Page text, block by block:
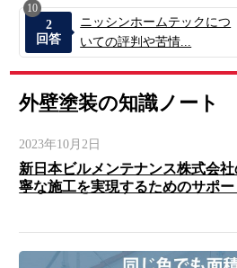
10
2
回答
ニッシンホームテックにつ
いての評判や苦情...
外壁塗装の知識ノート
2023年10月2日
新日本ビルメンテナンス株式会
寧な施工を実現するためのサポー